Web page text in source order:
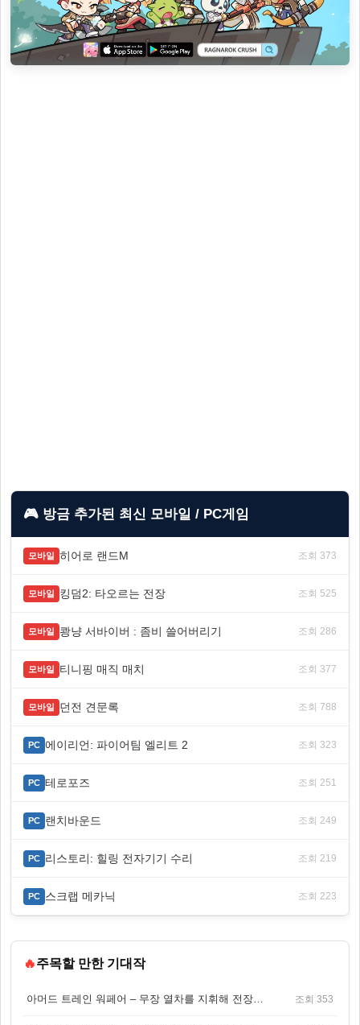
🎮 방금 추가된 최신 모바일 / PC게임
모바일 히어로 랜드M 조회 373
모바일 킹덤2: 타오르는 전장 조회 525
모바일 쾅냥 서바이버 : 좀비 쓸어버리기 조회 286
모바일 티니핑 매직 매치 조회 377
모바일 던전 견문록 조회 788
PC 에이리언: 파이어팀 엘리트 2 조회 323
PC 테로포즈 조회 251
PC 랜치바운드 조회 249
PC 리스토리: 힐링 전자기기 수리 조회 219
PC 스크랩 메카닉 조회 223
🔥주목할 만한 기대작
아머드 트레인 워페어 – 무장 열차를 지휘해 전장을 돌파하는 생존 전투 게임 조회 353